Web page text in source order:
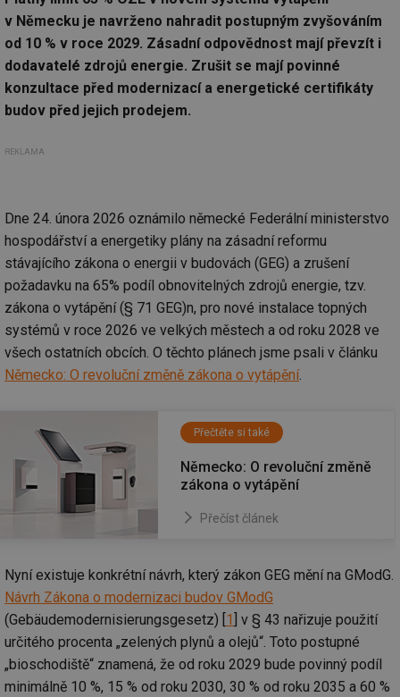
v Německu je navrženo nahradit postupným zvyšováním
od 10 % v roce 2029. Zásadní odpovědnost mají převzít i
dodavatelé zdrojů energie. Zrušit se mají povinné
konzultace před modernizací a energetické certifikáty
budov před jejich prodejem.
REKLAMA
Dne 24. února 2026 oznámilo německé Federální ministerstvo
hospodářství a energetiky plány na zásadní reformu
stávajícího zákona o energii v budovách (GEG) a zrušení
požadavku na 65% podíl obnovitelných zdrojů energie, tzv.
zákona o vytápění (§ 71 GEG)n, pro nové instalace topných
systémů v roce 2026 ve velkých městech a od roku 2028 ve
všech ostatních obcích. O těchto plánech jsme psali v článku
Německo: O revoluční změně zákona o vytápění.
Přečtěte si také
Německo: O revoluční změně
zákona o vytápění
Přečíst článek
Nyní existuje konkrétní návrh, který zákon GEG mění na GModG.
Návrh Zákona o modernizaci budov GModG
(Gebäudemodernisierungsgesetz) [ 1
] v § 43 nařizuje použití
určitého procenta „zelených plynů a olejů“. Toto postupné
„bioschodiště“ znamená, že od roku 2029 bude povinný podíl
minimálně 10 %, 15 % od roku 2030, 30 % od roku 2035 a 60 %